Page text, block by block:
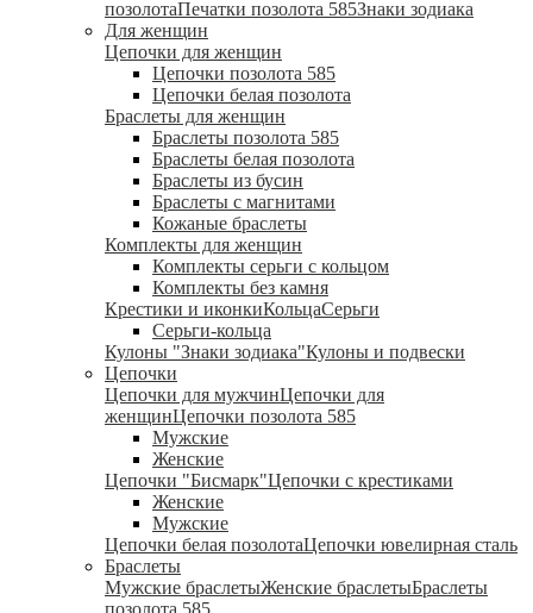
позолотаПечатки позолота 585Знаки зодиака
Для женщин
Цепочки для женщин
Цепочки позолота 585
Цепочки белая позолота
Браслеты для женщин
Браслеты позолота 585
Браслеты белая позолота
Браслеты из бусин
Браслеты с магнитами
Кожаные браслеты
Комплекты для женщин
Комплекты серьги с кольцом
Комплекты без камня
Крестики и иконкиКольцаСерьги
Серьги-кольца
Кулоны "Знаки зодиака"Кулоны и подвески
Цепочки
Цепочки для мужчинЦепочки для
женщинЦепочки позолота 585
Мужские
Женские
Цепочки "Бисмарк"Цепочки с крестиками
Женские
Мужские
Цепочки белая позолотаЦепочки ювелирная сталь
Браслеты
Мужские браслетыЖенские браслетыБраслеты
позолота 585